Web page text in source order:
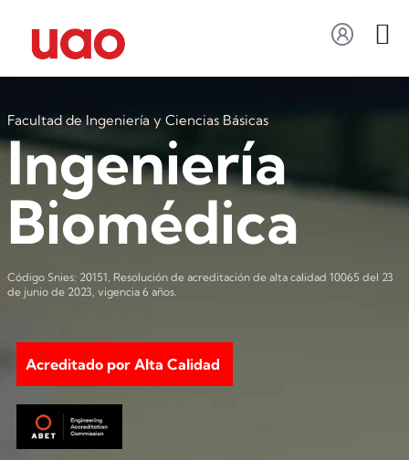
Facultad de Ingeniería y Ciencias Básicas
Ingeniería
Biomédica
Código Snies: 20151, Resolución de acreditación de alta calidad 10065 del 23
de junio de 2023, vigencia 6 años.
Acreditado por Alta Calidad